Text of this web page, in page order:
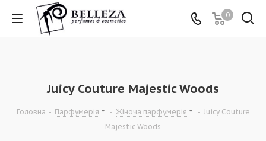
0
Juicy Couture Majestic Woods
Головна - Парфумерія - Жіноча парфумерія - Juicy Couture
Majestic Woods